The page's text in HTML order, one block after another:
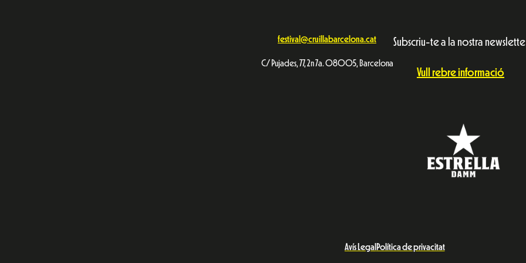
festival@cruillabarcelona.cat
C/ Pujades, 77, 2n 7a. 08005, Barcelona
Subscriu-te a la nostra
Vull rebre informació
Avís Legal Política de privacitat